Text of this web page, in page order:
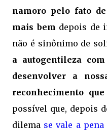
namoro pelo fato
mais bem depois de
não é sinônimo de
a autogentileza
desenvolver a
reconhecimento que
possível que, depois
dilema se vale a